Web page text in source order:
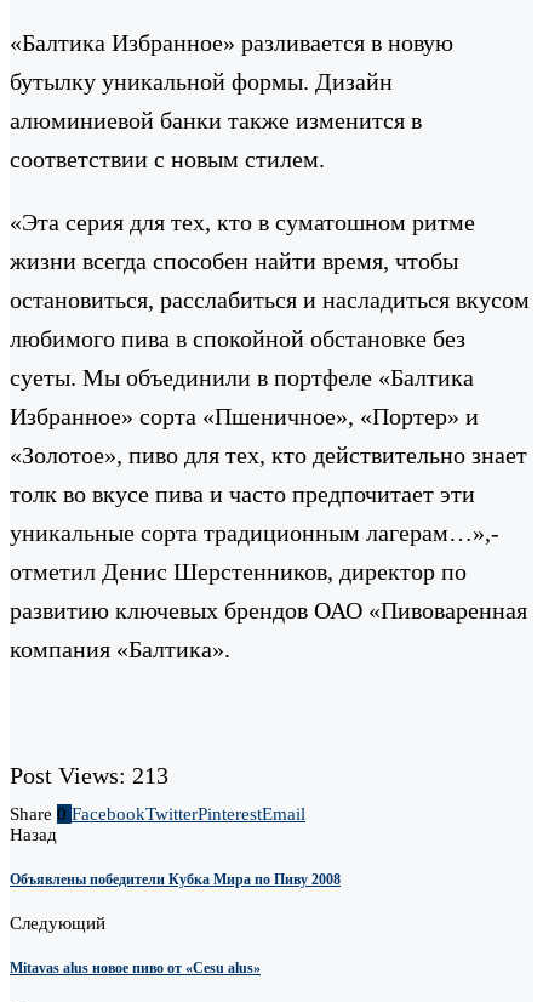
«Балтика Избранное» разливается в новую
бутылку уникальной формы. Дизайн
алюминиевой банки также изменится в
соответствии с новым стилем.
«Эта серия для тех, кто в суматошном ритме
жизни всегда способен найти время, чтобы
остановиться, расслабиться и насладиться вкусом
любимого пива в спокойной обстановке без
суеты. Мы объединили в портфеле «Балтика
Избранное» сорта «Пшеничное», «Портер» и
«Золотое», пиво для тех, кто действительно знает
толк во вкусе пива и часто предпочитает эти
уникальные сорта традиционным лагерам…»,-
отметил Денис Шерстенников, директор по
развитию ключевых брендов ОАО «Пивоваренная
компания «Балтика».
Post Views: 213
Share 0 FacebookTwitterPinterestEmail
Назад
Объявлены победители Кубка Мира по Пиву 2008
Следующий
Mitavas alus новое пиво от «Cеsu alus»